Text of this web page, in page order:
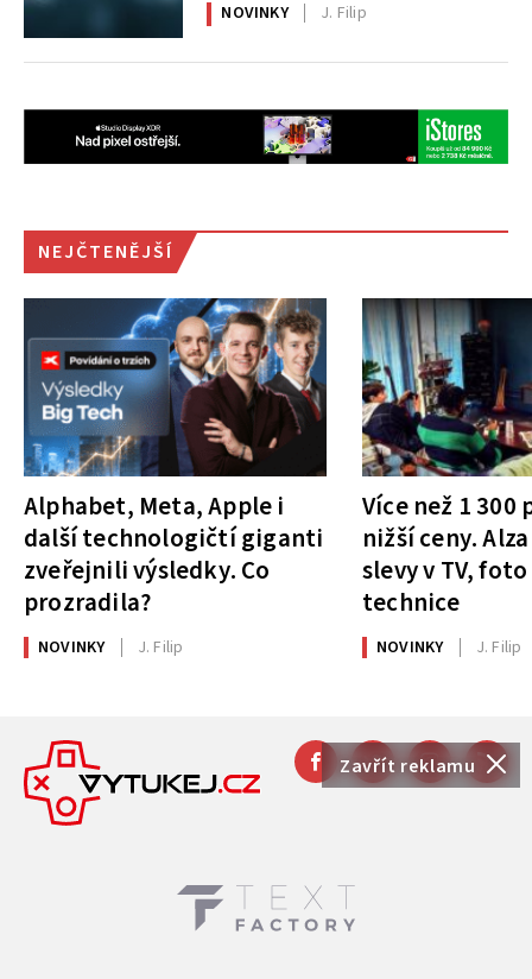
Zavřít reklamu
NOVINKY J. Filip
NEJČTENĚJŠÍ
Alphabet, Meta, Apple i
další technologičtí giganti
zveřejnili výsledky. Co
prozradila?
NOVINKY J. Filip
Více než 1
nižší ceny.
slevy v TV,
technice
NOVINKY J. Filip